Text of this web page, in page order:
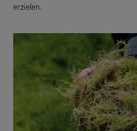
erzielen.